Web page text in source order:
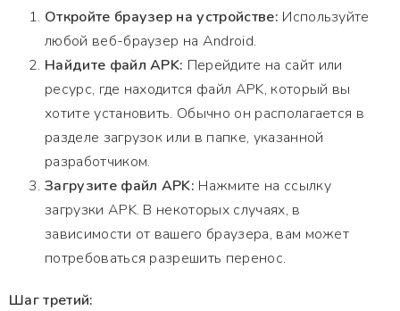
Откройте браузер на устройстве: Используйте
любой веб-браузер на Android.
Найдите файл APK: Перейдите на сайт или
ресурс, где находится файл APK, который вы
хотите установить. Обычно он располагается в
разделе загрузок или в папке, указанной
разработчиком.
Загрузите файл APK: Нажмите на ссылку
загрузки APK. В некоторых случаях, в
зависимости от вашего браузера, вам может
потребоваться разрешить перенос.
Шаг третий: